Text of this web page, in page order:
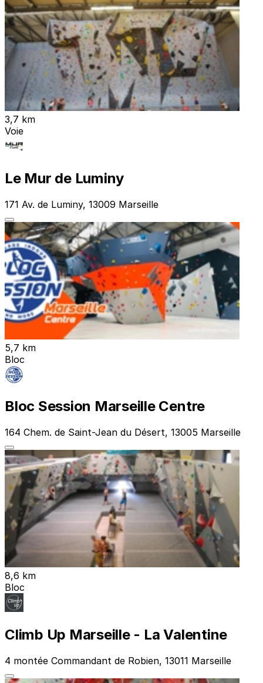
3,7 km
Voie
Le Mur de Luminy
171 Av. de Luminy, 13009 Marseille
5,7 km
Bloc
Bloc Session Marseille Centre
164 Chem. de Saint-Jean du Désert, 13005 Marseille
8,6 km
Bloc
Climb Up Marseille - La Valentine
4 montée Commandant de Robien, 13011 Marseille